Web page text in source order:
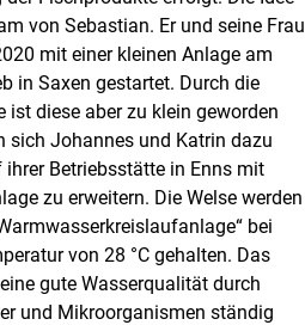
von Sebastian. Er und seine Frau
mit einer kleinen Anlage am
in Saxen gestartet. Durch die
ist diese aber zu klein geworden
sich Johannes und Katrin dazu
ihrer Betriebsstätte in Enns mit
zu erweitern. Die Welse werden
bei
von 28 °C gehalten. Das
gute Wasserqualität durch
und Mikroorganismen ständig